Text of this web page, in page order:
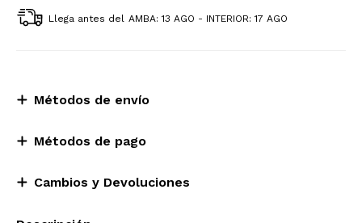
Llega antes del AMBA: 13 AGO - INTERIOR: 17 AGO
Métodos de envío
Métodos de pago
Cambios y Devoluciones